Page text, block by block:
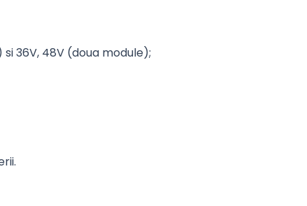
si 36V, 48V (doua module);